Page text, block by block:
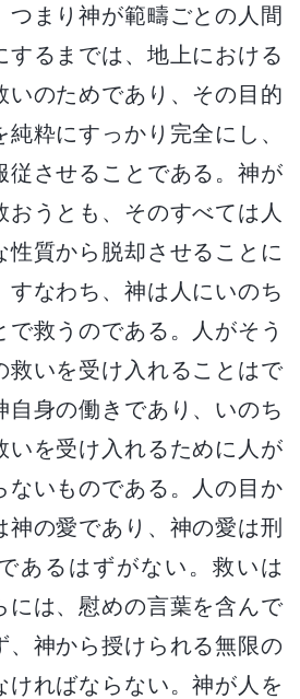
つまり神が範疇ごとの人間
するまでは、地上における
いのためであり、その目的
粋にすっかり完全にし、
従させることである。神が
おうとも、そのすべては人
性質から脱却させることに
すなわち、神は人にいのち
で救うのである。人がそう
救いを受け入れることはで
自身の働きであり、いのち
いを受け入れるために人が
ないものである。人の目か
神の愛であり、神の愛は刑
あるはずがない。救いは
には、慰めの言葉を含んで
、神から授けられる無限の
ければならない。神が人を